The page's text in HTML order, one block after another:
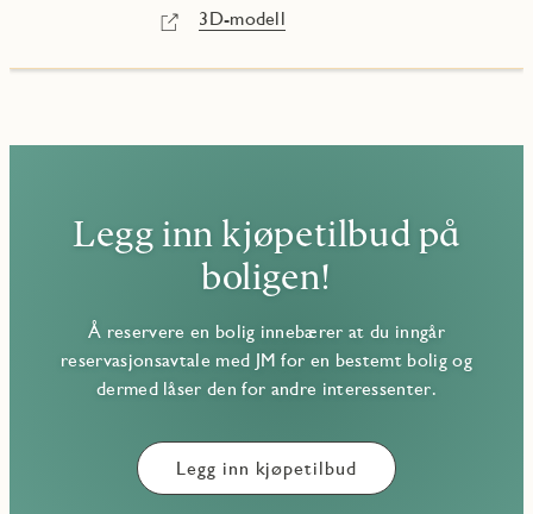
3D-modell
Legg inn kjøpetilbud på
boligen!
Å reservere en bolig innebærer at du inngår
reservasjonsavtale med JM for en bestemt bolig og
dermed låser den for andre interessenter.
Legg inn kjøpetilbud